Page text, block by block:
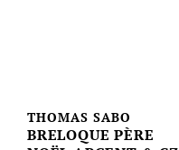
THOMAS SABO
BRELOQUE PÈRE